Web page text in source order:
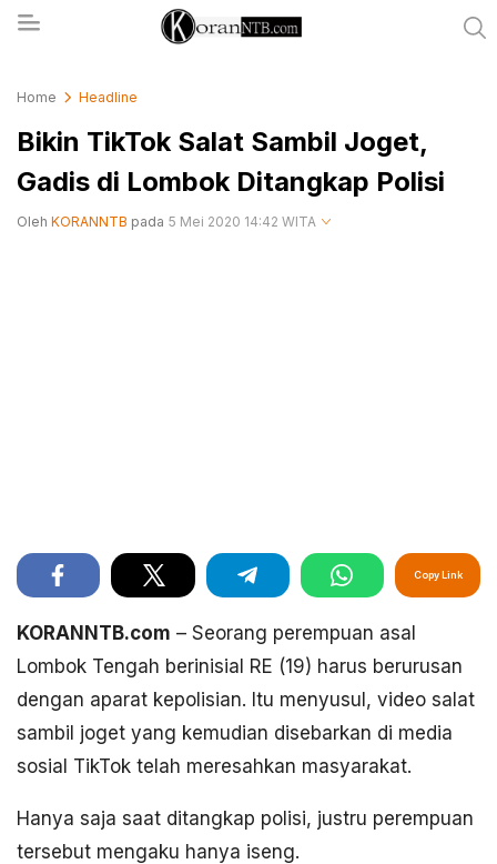
Home Headline
Bikin TikTok Salat Sambil Joget,
Gadis di Lombok Ditangkap Polisi
Oleh KORANNTB pada 5 Mei 2020 14:42 WITA
Copy Link
KORANNTB.com – Seorang perempuan asal
Lombok Tengah berinisial RE (19) harus berurusan
dengan aparat kepolisian. Itu menyusul, video salat
sambil joget yang kemudian disebarkan di media
sosial TikTok telah meresahkan masyarakat.
Hanya saja saat ditangkap polisi, justru perempuan
tersebut mengaku hanya iseng.